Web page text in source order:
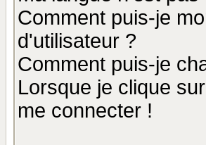
Comment puis-je
d'utilisateur ?
Comment puis-je
Lorsque je clique
me connecter !